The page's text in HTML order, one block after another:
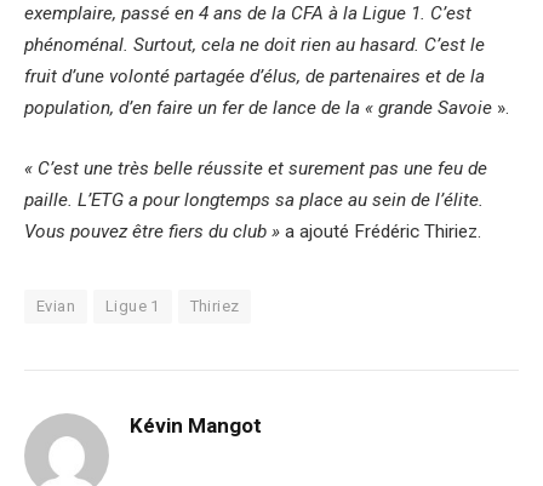
exemplaire, passé en 4 ans de la CFA à la Ligue 1. C’est
phénoménal. Surtout, cela ne doit rien au hasard. C’est le
fruit d’une volonté partagée d’élus, de partenaires et de la
population, d’en faire un fer de lance de la « grande Savoie ».
« C’est une très belle réussite et surement pas une feu de
paille. L’ETG a pour longtemps sa place au sein de l’élite.
Vous pouvez être fiers du club » a ajouté Frédéric Thiriez.
Evian Ligue 1 Thiriez
Kévin Mangot